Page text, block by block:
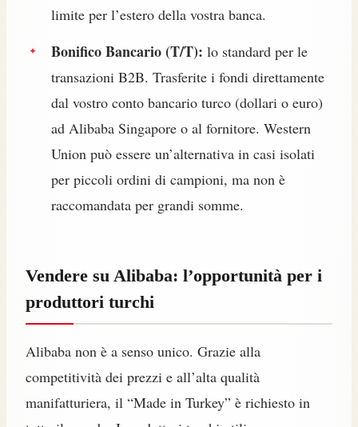
limite per l’estero della vostra banca.
Bonifico Bancario (T/T): lo standard per le
transazioni B2B. Trasferite i fondi direttamente
dal vostro conto bancario turco (dollari o euro)
ad Alibaba Singapore o al fornitore. Western
Union può essere un’alternativa in casi isolati
per piccoli ordini di campioni, ma non è
raccomandata per grandi somme.
Vendere su Alibaba: l’opportunità per i
produttori turchi
Alibaba non è a senso unico. Grazie alla
competitività dei prezzi e all’alta qualità
manifatturiera, il “Made in Turkey” è richiesto in